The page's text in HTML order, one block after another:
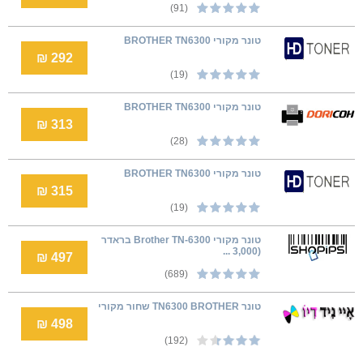
(91)
טונר מקורי BROTHER TN6300
(19)
292 ₪
טונר מקורי BROTHER TN6300
(28)
313 ₪
טונר מקורי BROTHER TN6300
(19)
315 ₪
טונר מקורי Brother TN-6300 בראדר
(3,000 ...
(689)
497 ₪
טונר TN6300 BROTHER שחור מקורי
(192)
498 ₪